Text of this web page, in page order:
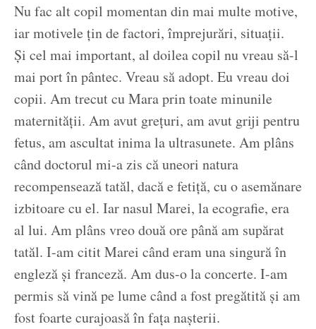
Nu fac alt copil momentan din mai multe motive,
iar motivele țin de factori, împrejurări, situații.
Și cel mai important, al doilea copil nu vreau să-l
mai port în pântec. Vreau să adopt. Eu vreau doi
copii. Am trecut cu Mara prin toate minunile
maternității. Am avut grețuri, am avut griji pentru
fetus, am ascultat inima la ultrasunete. Am plâns
când doctorul mi-a zis că uneori natura
recompensează tatăl, dacă e fetiță, cu o asemănare
izbitoare cu el. Iar nasul Marei, la ecografie, era
al lui. Am plâns vreo două ore până am supărat
tatăl. I-am citit Marei când eram una singură în
engleză și franceză. Am dus-o la concerte. I-am
permis să vină pe lume când a fost pregătită și am
fost foarte curajoasă în fața nașterii.